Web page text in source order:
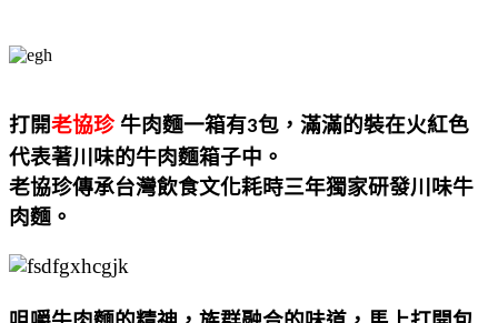
打開老協珍 牛肉麵一箱有3包，滿滿的裝在火紅色
代表著川味的牛肉麵箱子中。
老協珍傳承台灣飲食文化耗時三年獨家研發川味牛
肉麵。